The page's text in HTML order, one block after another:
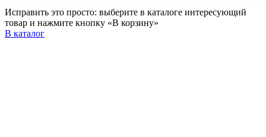
Исправить это просто: выберите в каталоге интересующий
товар и нажмите кнопку «В корзину»
В каталог